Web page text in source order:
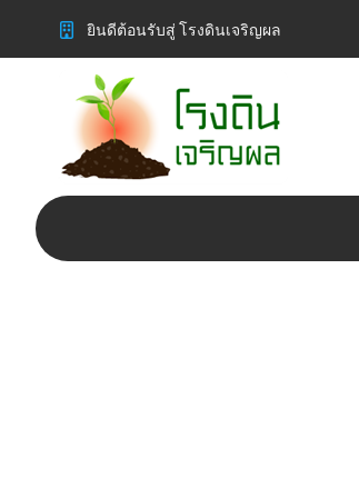
ยินดีต้อนรับสู่ โรงดินเจริญผล